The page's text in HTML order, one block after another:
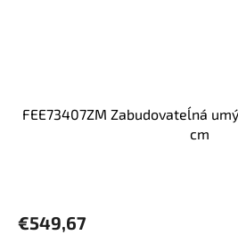
FEE73407ZM Zabudovateĺná
cm
€549,67